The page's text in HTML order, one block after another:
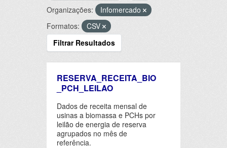
Organizações:
Infomercado
Formatos:
CSV
Filtrar Resultados
RESERVA_RECEITA_BIO
_PCH_LEILAO
Dados de receita mensal de
usinas a biomassa e PCHs por
leilão de energia de reserva
agrupados no mês de
referência.